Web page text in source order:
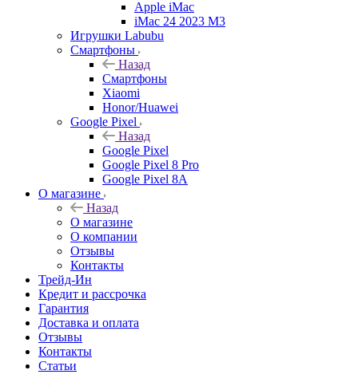
Apple iMac
iMac 24 2023 M3
Игрушки Labubu
Смартфоны
Назад
Смартфоны
Xiaomi
Honor/Huawei
Google Pixel
Назад
Google Pixel
Google Pixel 8 Pro
Google Pixel 8A
О магазине
Назад
О магазине
О компании
Отзывы
Контакты
Трейд-Ин
Кредит и рассрочка
Гарантия
Доставка и оплата
Отзывы
Контакты
Статьи